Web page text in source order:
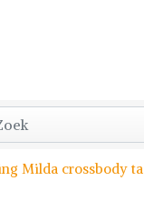
Milda crossbody